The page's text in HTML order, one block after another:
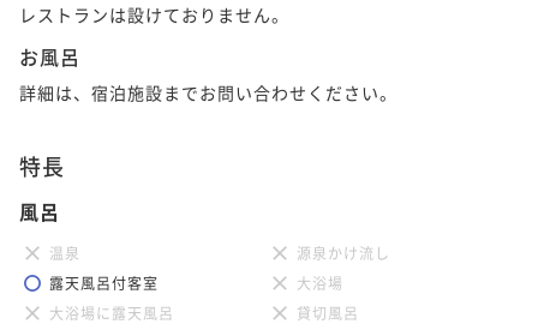
レストランは設けておりません。
お風呂
詳細は、宿泊施設までお問い合わせください。
特長
風呂
温泉
源泉かけ流し
露天風呂付客室
大浴場
大浴場に露天風呂
貸切風呂